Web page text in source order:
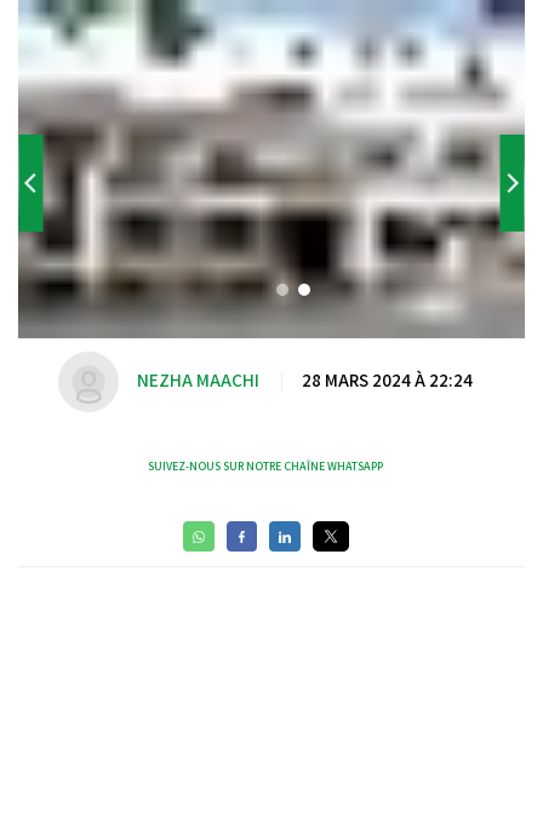
NEZHA MAACHI 28 MARS 2024 À 22:24
SUIVEZ-NOUS SUR NOTRE CHAÎNE WHATSAPP